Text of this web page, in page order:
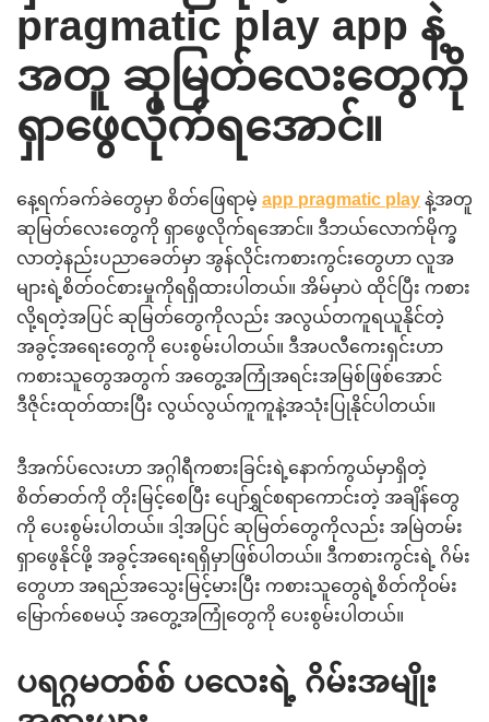
pragmatic play app နဲ့
အတူ ဆုမြတ်လေးတွေကို
ရှာဖွေလိုက်ရအောင်။
နေ့ရက်ခက်ခဲတွေမှာ စိတ်ဖြေရာမဲ့ app pragmatic play နဲ့အတူ
ဆုမြတ်လေးတွေကို ရှာဖွေလိုက်ရအောင်။ ဒီဘယ်လောက်မိုက္ခ
လာတဲ့နည်းပညာခေတ်မှာ အွန်လိုင်းကစားကွင်းတွေဟာ လူအ
များရဲ့စိတ်ဝင်စားမှုကိုရရှိထားပါတယ်။ အိမ်မှာပဲ ထိုင်ပြီး ကစား
လို့ရတဲ့အပြင် ဆုမြတ်တွေကိုလည်း အလွယ်တကူရယူနိုင်တဲ့
အခွင့်အရေးတွေကို ပေးစွမ်းပါတယ်။ ဒီအပလီကေးရှင်းဟာ
ကစားသူတွေအတွက် အတွေ့အကြုံအရင်းအမြစ်ဖြစ်အောင်
ဒီဇိုင်းထုတ်ထားပြီး လွယ်လွယ်ကူကူနဲ့အသုံးပြုနိုင်ပါတယ်။
ဒီအက်ပ်လေးဟာ အဂ္ဂါရီကစားခြင်းရဲ့နောက်ကွယ်မှာရှိတဲ့
စိတ်ဓာတ်ကို တိုးမြင့်စေပြီး ပျော်ရွှင်စရာကောင်းတဲ့ အချိန်တွေ
ကို ပေးစွမ်းပါတယ်။ ဒါ့အပြင် ဆုမြတ်တွေကိုလည်း အမြဲတမ်း
ရှာဖွေနိုင်ဖို့ အခွင့်အရေးရရှိမှာဖြစ်ပါတယ်။ ဒီကစားကွင်းရဲ့ ဂိမ်း
တွေဟာ အရည်အသွေးမြင့်မားပြီး ကစားသူတွေရဲ့စိတ်ကို၀မ်း
မြောက်စေမယ့် အတွေ့အကြုံတွေကို ပေးစွမ်းပါတယ်။
ပရဂ္ဂမတစ်စ် ပလေးရဲ့ ဂိမ်းအမျိုး